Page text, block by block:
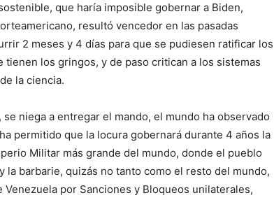
que haría imposible gobernar a Biden,
resultó vencedor en las pasadas
2 meses y 4 días para que se pudiesen ratificar los
los gringos, y de paso critican a los sistemas
la ciencia.
niega a entregar el mando, el mundo ha observado
permitido que la locura gobernará durante 4 años la
Militar más grande del mundo, donde el pueblo
la barbarie, quizás no tanto como el resto del mundo,
por Sanciones y Bloqueos unilaterales,